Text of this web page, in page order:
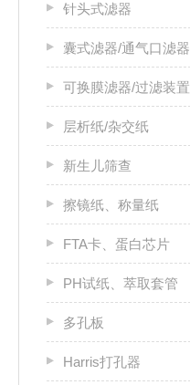
针头式滤器
囊式滤器/通气口滤器
可换膜滤器/过滤装置
层析纸/杂交纸
新生儿筛查
擦镜纸、称量纸
FTA卡、蛋白芯片
PH试纸、萃取套管
多孔板
Harris打孔器